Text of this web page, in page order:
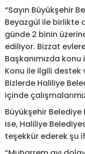
“Sayın Büyükşehir
Beyazgül ile birlikte
günde 2 binin
ediliyor. Bizzat
Başkanımızda
Konu ile ilgili
Bizlerde Haliliye
içinde
Büyükşehir Belediye
ise, Haliliye
teşekkür ederek şu